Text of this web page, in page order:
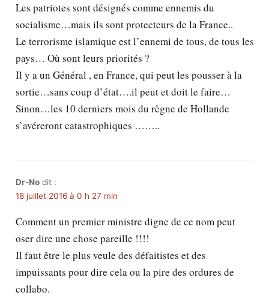
Les patriotes sont désignés comme ennemis du
socialisme…mais ils sont protecteurs de la France..
Le terrorisme islamique est l’ennemi de tous, de tous les
pays… Où sont leurs priorités ?
Il y a un Général , en France, qui peut les pousser à la
sortie…sans coup d’état….il peut et doit le faire…
Sinon…les 10 derniers mois du règne de Hollande
s’avéreront catastrophiques ……..
Dr-No dit :
18 juillet 2016 à 0 h 27 min
Comment un premier ministre digne de ce nom peut
oser dire une chose pareille !!!!
Il faut être le plus veule des défaitistes et des
impuissants pour dire cela ou la pire des ordures de
collabo.